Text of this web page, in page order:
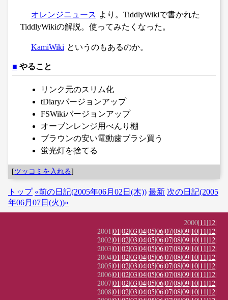
オレンジニュース より。TiddlyWikiで書かれた
TiddlyWikiの解説。使ってみたくなった。
KamiWiki というのもあるのか。
■ やること
リンク元のスリム化
tDiaryバージョンアップ
FSWikiバージョンアップ
オーブンレンジ用べんり棚
ブラウンの安い電動歯ブラシ買う
蛍光灯を捨てる
[ツッコミを入れる]
トップ «前の日記(2005年06月02日(木)) 最新 次の日記(2005
年06月07日(火))»
2000|11|12|
2001|01|02|03|04|05|06|07|08|09|10|11|12|
2002|01|02|03|04|05|06|07|08|09|10|11|12|
2003|01|02|03|04|05|06|07|08|09|10|11|12|
2004|01|02|03|04|05|06|07|08|09|10|11|12|
2005|01|02|03|04|05|06|07|08|09|10|11|12|
2006|01|02|03|04|05|06|07|08|09|10|11|12|
2007|01|02|03|04|05|06|07|08|09|10|11|12|
2008|01|02|03|04|05|06|07|08|09|10|11|12|